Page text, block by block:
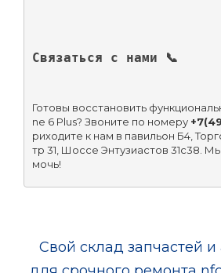
Связаться с нами 📞
Готовы восстановить
ne 6 Plus? Звоните по номеру
риходите к нам в павильон Б4,
тр 31, Шоссе Энтузиастов 31с38.
мочь!
Свой склад запчастей и